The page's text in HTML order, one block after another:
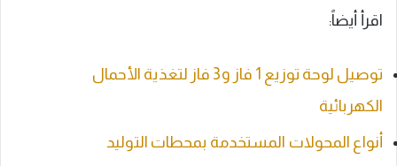
اقرأ أيضاً:
توصيل لوحة توزيع 1 فاز و3 فاز لتغذية الأحمال
الكهربائية
أنواع المحولات المستخدمة بمحطات التوليد